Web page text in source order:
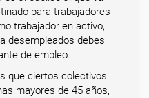
para trabajadores
trabajador en activo,
desempleados debes
de empleo.
que ciertos colectivos
mayores de 45 años,